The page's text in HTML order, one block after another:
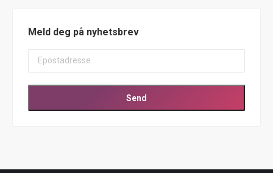
Meld deg på nyhetsbrev